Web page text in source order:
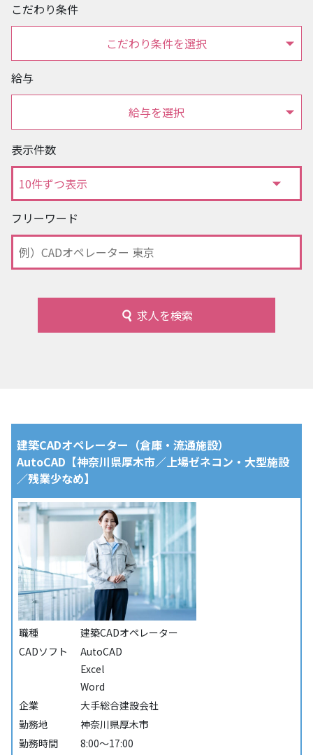
こだわり条件
こだわり条件を選択
給与
給与を選択
表示件数
フリーワード
求人を検索
建築CADオペレーター（倉庫・流通施設）
AutoCAD【神奈川県厚木市／上場ゼネコン・大型施設
／残業少なめ】
職種
建築CADオペレーター
CADソフト
AutoCAD
Excel
Word
企業
大手総合建設会社
勤務地
神奈川県厚木市
勤務時間
8:00～17:00